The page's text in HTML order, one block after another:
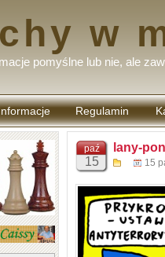
w
pomyślne lub nie, ale
Regulamin
komentarzy
paź
15
lany-
15